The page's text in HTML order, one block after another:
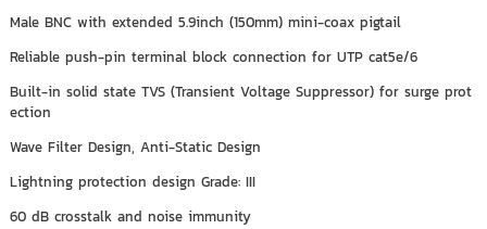
Male BNC with extended 5.9inch (150mm) mini-coax pigtail
Reliable push-pin terminal block connection for UTP cat5e/6
Built-in solid state TVS (Transient Voltage Suppressor) for surge prot
ection
Wave Filter Design, Anti-Static Design
Lightning protection design Grade: III
60 dB crosstalk and noise immunity